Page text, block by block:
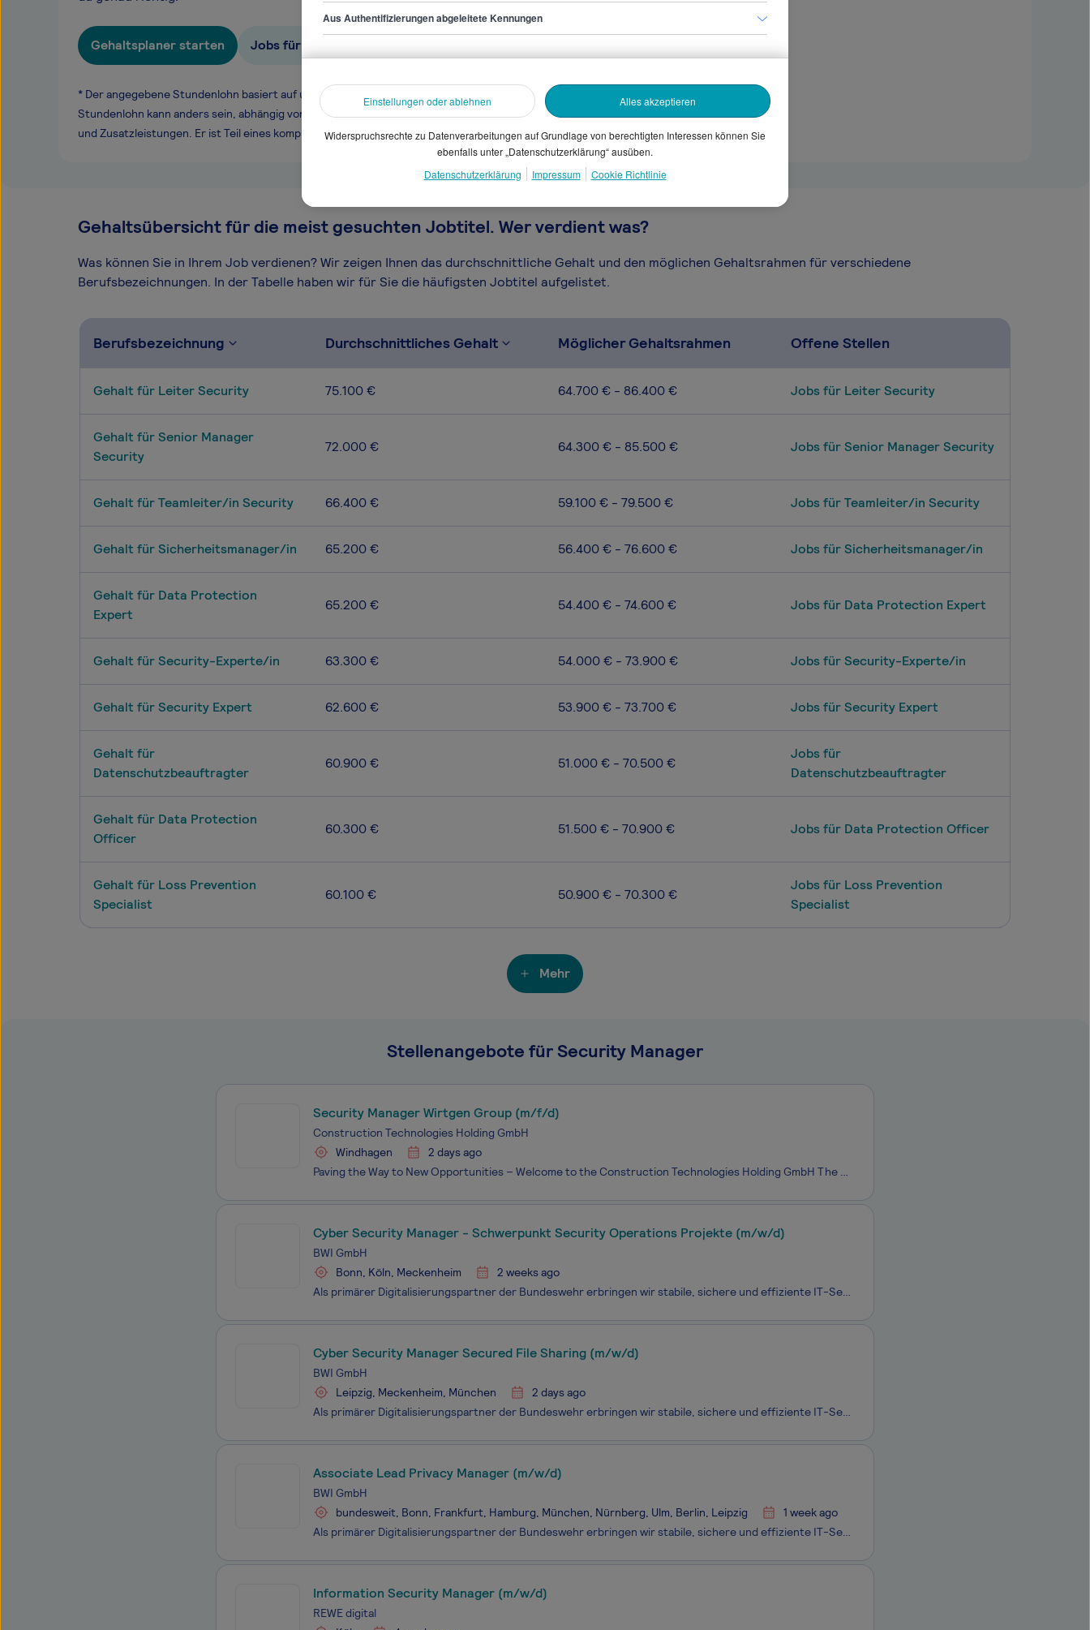
Gehaltsplaner starten Jobs für Security Manager
* Der angegebene Stundenlohn basiert auf unseren gesammelten Daten. Dein
Stundenlohn kann anders sein, abhängig von Überstunden, Branche, Selbstständigkeit
und Zusatzleistungen. Er ist Teil eines komplexen Vergütungssystems.
Gehaltsübersicht für die meist gesuchten Jobtitel. Wer verdient was?
Was können Sie in Ihrem Job verdienen? Wir zeigen Ihnen das durchschnittliche Gehalt und den möglichen Gehaltsrahmen für verschiedene
Berufsbezeichnungen. In der Tabelle haben wir für Sie die häufigsten Jobtitel aufgelistet.
Berufsbezeichnung Durchschnittliches Gehalt Möglicher Gehaltsrahmen Offene Stellen
Gehalt für Leiter Security 75.100 € 64.700 € - 86.400 € Jobs für Leiter Security
Gehalt für Senior Manager
Security
72.000 € 64.300 € - 85.500 € Jobs für Senior Manager Security
Gehalt für Teamleiter/in Security 66.400 € 59.100 € - 79.500 € Jobs für Teamleiter/in Security
Gehalt für Sicherheitsmanager/in 65.200 € 56.400 € - 76.600 € Jobs für Sicherheitsmanager/in
Gehalt für Data Protection
Expert
65.200 € 54.400 € - 74.600 € Jobs für Data Protection Expert
Gehalt für Security-Experte/in 63.300 € 54.000 € - 73.900 € Jobs für Security-Experte/in
Gehalt für Security Expert 62.600 € 53.900 € - 73.700 € Jobs für Security Expert
Gehalt für
Datenschutzbeauftragter
60.900 € 51.000 € - 70.500 €
Jobs für
Datenschutzbeauftragter
Gehalt für Data Protection
Officer
60.300 € 51.500 € - 70.900 € Jobs für Data Protection Officer
Gehalt für Loss Prevention
Specialist
60.100 € 50.900 € - 70.300 €
Jobs für Loss Prevention
Specialist
Mehr
Stellenangebote für Security Manager
Security Manager Wirtgen Group (m/f/d)
Construction Technologies Holding GmbH
Windhagen
2 days ago
Paving the Way to New Opportunities – Welcome to the Construction Technologies Holding GmbH The Wirtgen Group is a leading internationally active group of companies in the construction equipment sector with around 9,000 employees worldwide. As a strong branch of John Deere and with our specialized p
Cyber Security Manager - Schwerpunkt Security Operations Projekte (m/w/d)
BWI GmbH
Bonn, Köln, Meckenheim
2 weeks ago
Als primärer Digitalisierungspartner der Bundeswehr erbringen wir stabile, sichere und effiziente IT-Services im In- und Ausland, vom Grundbetrieb bis in den einsatznahen Bereich und tragen so zur kontinuierlichen Erhöhung der Führungs- und Einsatzfähigkeit der Bundeswehr bei. Mit über 8.000 Kolleg*
Cyber Security Manager Secured File Sharing (m/w/d)
BWI GmbH
Leipzig, Meckenheim, München
2 days ago
Als primärer Digitalisierungspartner der Bundeswehr erbringen wir stabile, sichere und effiziente IT-Services im In- und Ausland, vom Grundbetrieb bis in den einsatznahen Bereich und tragen so zur kontinuierlichen Erhöhung der Führungs- und Einsatzfähigkeit der Bundeswehr bei. Mit über 8.000 Kolleg*
Associate Lead Privacy Manager (m/w/d)
BWI GmbH
bundesweit, Bonn, Frankfurt, Hamburg, München, Nürnberg, Ulm, Berlin, Leipzig
1 week ago
Als primärer Digitalisierungspartner der Bundeswehr erbringen wir stabile, sichere und effiziente IT-Services im In- und Ausland, vom Grundbetrieb bis in den einsatznahen Bereich und tragen so zur kontinuierlichen Erhöhung der Führungs- und Einsatzfähigkeit der Bundeswehr bei. Mit über 8.000 Kolleg*
Information Security Manager (m/w/d)
REWE digital
Aus Authentifizierungen abgeleitete Kennungen
Einstellungen oder ablehnen Alles akzeptieren
Widerspruchsrechte zu Datenverarbeitungen auf Grundlage von berechtigten Interessen können Sie
ebenfalls unter „Datenschutzerklärung“ ausüben.
Datenschutzerklärung
Impressum Cookie Richtlinie